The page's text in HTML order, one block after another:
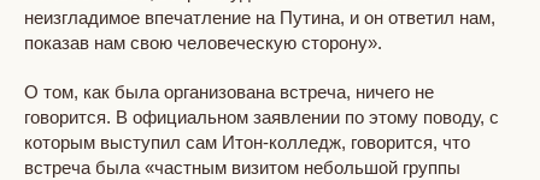
неизгладимое впечатление на Путина, и он ответил нам,
показав нам свою человеческую сторону».
О том, как была организована встреча, ничего не
говорится. В официальном заявлении по этому поводу, с
которым выступил сам Итон-колледж, говорится, что
встреча была «частным визитом небольшой группы